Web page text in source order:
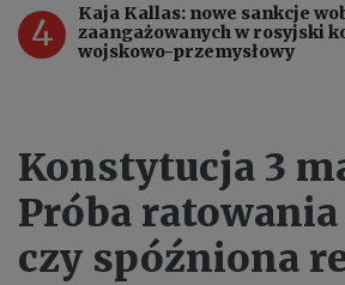
4
Kaja Kallas: nowe sankcje
zaangażowanych w rosyjski
wojskowo-przemysłowy
Konstytucja 3
Próba
czy spóźniona